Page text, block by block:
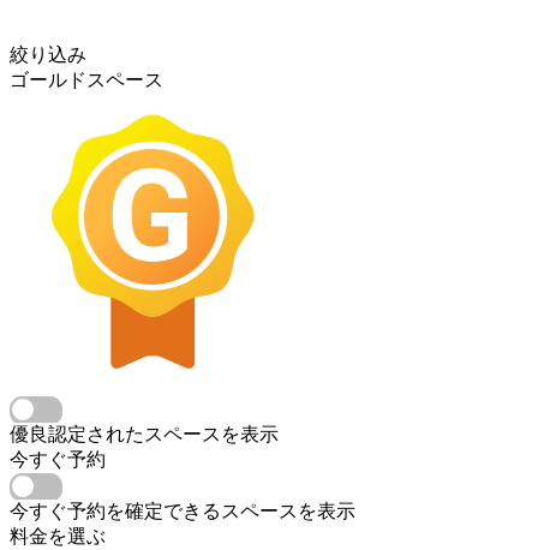
絞り込み
ゴールドスペース
優良認定されたスペースを表示
今すぐ予約
今すぐ予約を確定できるスペースを表示
料金を選ぶ